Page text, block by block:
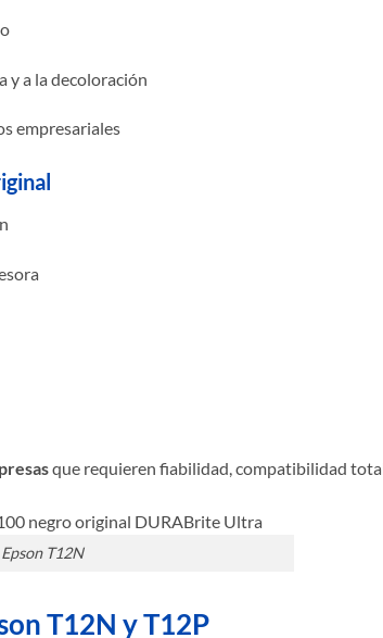
y a la decoloración
empresariales
que requieren fiabilidad, compatibilidad
T12N
T12N y T12P